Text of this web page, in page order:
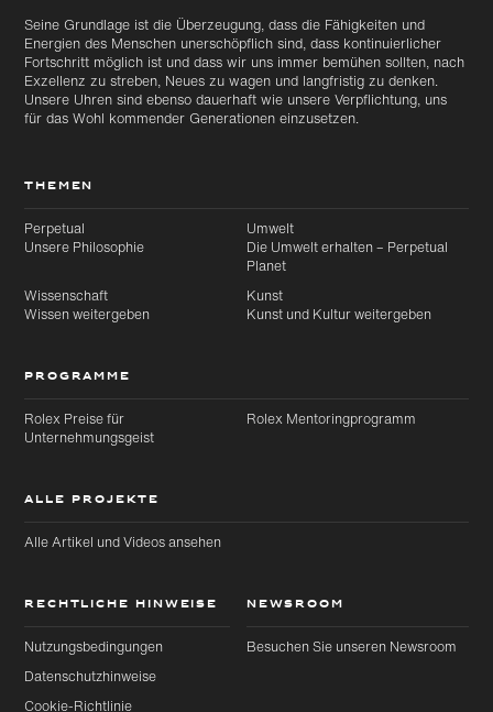
Zu
Hauptinhalt
Footer
Seine Grundlage ist die Überzeugung, dass die Fähigkeiten und
Energien des Menschen unerschöpflich sind, dass kontinuierlicher
Fortschritt möglich ist und dass wir uns immer bemühen sollten, nach
Exzellenz zu streben, Neues zu wagen und langfristig zu denken.
Unsere Uhren sind ebenso dauerhaft wie unsere Verpflichtung, uns
für das Wohl kommender Generationen einzusetzen.
THEMEN
Perpetual
Unsere Philosophie
Umwelt
Die Umwelt erhalten – Perpetual
Planet
Wissenschaft
Wissen weitergeben
Kunst
Kunst und Kultur weitergeben
PROGRAMME
Rolex Preise für
Unternehmungsgeist
Rolex Mentoringprogramm
ALLE PROJEKTE
Alle Artikel und Videos ansehen
RECHTLICHE HINWEISE
Nutzungsbedingungen
Datenschutzhinweise
Cookie-Richtlinie
NEWSROOM
Besuchen Sie unseren Newsroom